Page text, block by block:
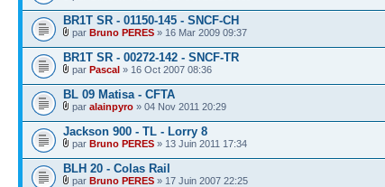
BR1T SR - 01150-145 - SNCF-CH
par Bruno PERES » 16 Mar 2009 09:37
BR1T SR - 00272-142 - SNCF-TR
par Pascal » 16 Oct 2007 08:36
BL 09 Matisa - CFTA
par alainpyro » 04 Nov 2011 20:29
Jackson 900 - TL - Lorry 8
par Bruno PERES » 13 Juin 2011 17:34
BLH 20 - Colas Rail
par Bruno PERES » 17 Juin 2007 22:25